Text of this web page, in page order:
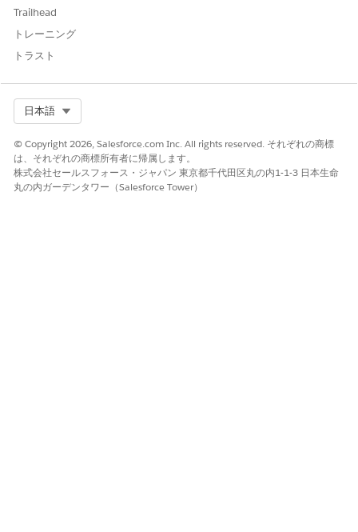
Trailhead
トレーニング
トラスト
日本語
© Copyright 2026, Salesforce.com Inc. All rights reserved. それぞれの商標
は、それぞれの商標所有者に帰属します。
株式会社セールスフォース・ジャパン 東京都千代田区丸の内1-1-3 日本生命
丸の内ガーデンタワー（Salesforce Tower）